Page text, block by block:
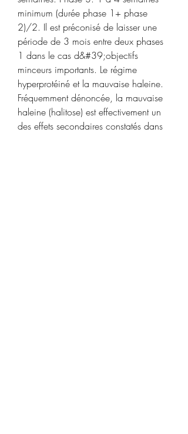
minimum (durée phase 1+ phase
2)/2. Il est préconisé de laisser une
période de 3 mois entre deux phases
1 dans le cas d&#39;objectifs
minceurs importants. Le régime
hyperprotéiné et la mauvaise haleine.
Fréquemment dénoncée, la mauvaise
haleine (halitose) est effectivement un
des effets secondaires constatés dans